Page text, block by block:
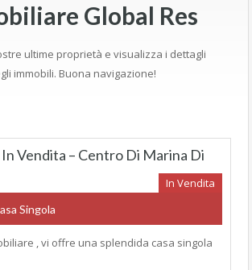
Global Res
ultime proprietà e visualizza i dettagli
immobili. Buona navigazione!
In Vendita – Centro Di Marina Di
In Vendita
Singola
, vi offre una splendida casa singola